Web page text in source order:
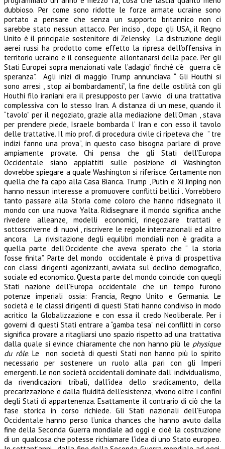
dubbioso. Per come sono ridotte le forze armate ucraine sono
portato a pensare che senza un supporto britannico non ci
sarebbe stato nessun attacco. Per inciso , dopo gli USA, il Regno
Unito è il principale sostenitore di Zelensky. La distruzione degli
aerei russi ha prodotto come effetto la ripresa dell’offensiva in
territorio ucraino e il conseguente allontanarsi della pace. Per gli
Stati Europei sopra menzionati vale l’adagio” finché c’è guerra c’è
speranza”. Agli inizi di maggio Trump annunciava “ Gli Houthi si
sono arresi , stop ai bombardamenti”, la fine delle ostilità con gli
Houthi filo iraniani era il presupposto per l’avvio di una trattativa
complessiva con lo stesso Iran. A distanza di un mese, quando il
“tavolo” per il negoziato, grazie alla mediazione dell’Oman , stava
per prendere piede, Israele bombarda l’ Iran e con esso il tavolo
delle trattative. Il mio prof. di procedura civile ci ripeteva che ” tre
indizi fanno una prova”, in questo caso bisogna parlare di prove
ampiamente provate. Chi pensa che gli Stati dell’Europa
Occidentale siano appiattiti sulle posizione di Washington
dovrebbe spiegare a quale Washington si riferisce. Certamente non
quella che fa capo alla Casa Bianca. Trump , Putin e Xi Jinping non
hanno nessun interesse a promuovere conflitti bellici . Vorrebbero
tanto passare alla Storia come coloro che hanno ridisegnato il
mondo con una nuova Yalta. Ridisegnare il mondo significa anche
rivedere alleanze, modelli economici, rinegoziare trattati e
sottoscriverne di nuovi , riscrivere le regole internazionali ed altro
ancora. La rivisitazione degli equilibri mondiali non è gradita a
quella parte dell’Occidente che aveva sperato che “ la storia
fosse finita”. Parte del mondo occidentale è priva di prospettiva
con classi dirigenti agonizzanti, avviata sul declino demografico,
sociale ed economico. Questa parte del mondo coincide con quegli
Stati nazione dell’Europa occidentale che un tempo furono
potenze imperiali ossia: Francia, Regno Unito e Germania. Le
società e le classi dirigenti di questi Stati hanno condiviso in modo
acritico la Globalizzazione e con essa il credo Neoliberale. Per i
governi di questi Stati entrare a “gamba tesa” nei conflitti in corso
significa provare a ritagliarsi uno spazio rispetto ad una trattativa
dalla quale si evince chiaramente che non hanno più le physique
du rôle. Le non società di questi Stati non hanno più lo spirito
necessario per sostenere un ruolo alla pari con gli Imperi
emergenti. Le non società occidentali dominate dall’ individualismo,
da rivendicazioni tribali, dall’idea dello sradicamento, della
precarizzazione e dalla fluidità dell’esistenza, vivono oltre i confini
degli Stati di appartenenza. Esattamente il contrario di ciò che la
fase storica in corso richiede. Gli Stati nazionali dell’Europa
Occidentale hanno perso l’unica chances che hanno avuto dalla
fine della Seconda Guerra mondiale ad oggi e cioè la costruzione
di un qualcosa che potesse richiamare l’idea di uno Stato europeo.